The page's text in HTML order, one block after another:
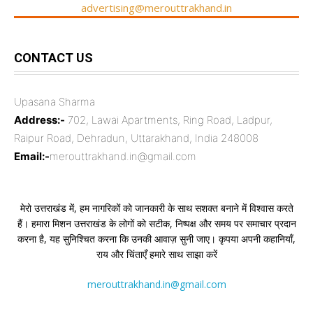
advertising@merouttrakhand.in
CONTACT US
Upasana Sharma
Address:- 702, Lawai Apartments, Ring Road, Ladpur,
Raipur Road, Dehradun, Uttarakhand, India 248008
Email:-merouttrakhand.in@gmail.com
मेरो उत्तराखंड में, हम नागरिकों को जानकारी के साथ सशक्त बनाने में विश्वास करते
हैं। हमारा मिशन उत्तराखंड के लोगों को सटीक, निष्पक्ष और समय पर समाचार प्रदान
करना है, यह सुनिश्चित करना कि उनकी आवाज़ सुनी जाए। कृपया अपनी कहानियाँ,
राय और चिंताएँ हमारे साथ साझा करें
merouttrakhand.in@gmail.com